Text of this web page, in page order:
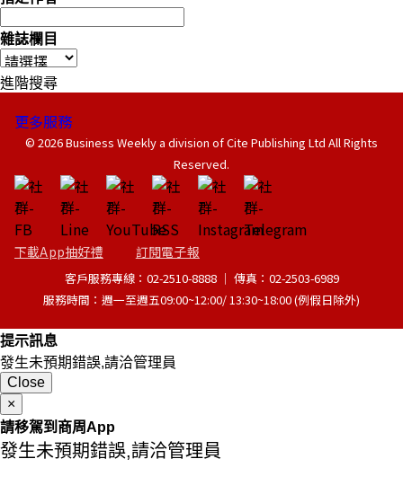
雜誌欄目
進階搜尋
更多服務
© 2026 Business Weekly a division of Cite Publishing Ltd All Rights
Reserved.
下載App抽好禮 訂閱電子報
客戶服務專線：02-2510-8888 │ 傳真：02-2503-6989
服務時間：週一至週五09:00~12:00/ 13:30~18:00 (例假日除外)
提示訊息
發生未預期錯誤,請洽管理員
Close
×
請移駕到商周App
發生未預期錯誤,請洽管理員